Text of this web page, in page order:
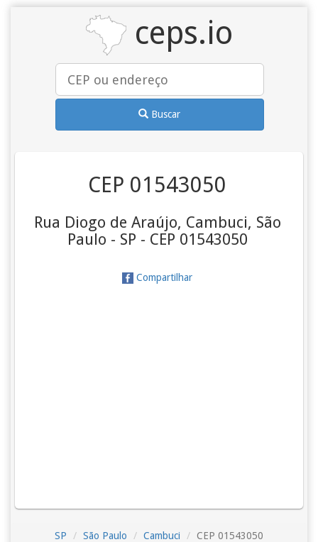
ceps.io
Buscar
CEP 01543050
Rua Diogo de Araújo, Cambuci, São
Paulo - SP - CEP 01543050
Compartilhar
SP São Paulo Cambuci CEP 01543050